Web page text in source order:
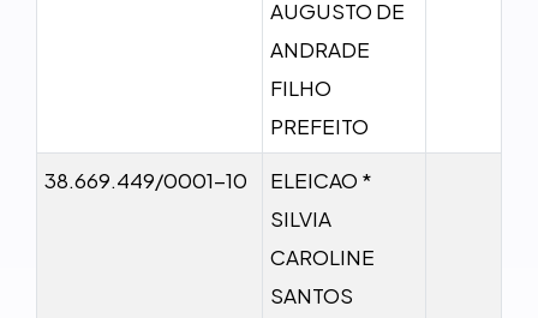
AUGUSTO DE
ANDRADE
FILHO
PREFEITO
38.669.449/0001-10
ELEICAO *
SILVIA
CAROLINE
SANTOS